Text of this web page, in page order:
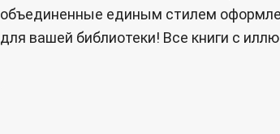
объединенные единым стилем
для вашей библиотеки! Все книги с